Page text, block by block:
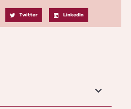
Twitter LinkedIn